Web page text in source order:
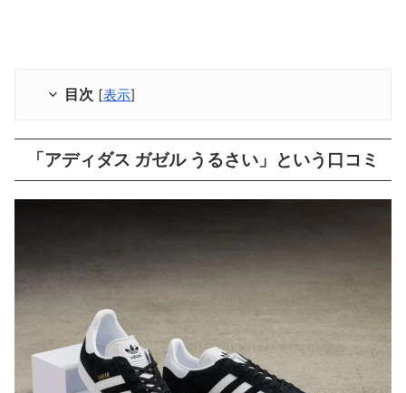
目次 [表示]
「アディダス ガゼル うるさい」という口コミ